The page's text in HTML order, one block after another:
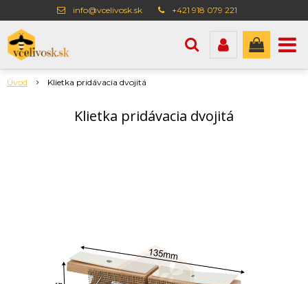
info@vcelivosk.sk +421 918 079 221
Úvod Klietka pridávacia dvojitá
Klietka pridávacia dvojitá